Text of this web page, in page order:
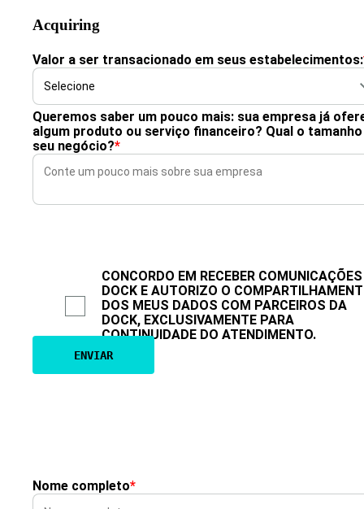
Acquiring
Valor a ser transacionado em seus estabelecimentos:
Queremos saber um pouco mais: sua empresa já
algum produto ou serviço financeiro? Qual o
seu negócio?*
CONCORDO EM RECEBER
DOCK E AUTORIZO O
DOS MEUS DADOS COM PARCEIROS DA
DOCK, EXCLUSIVAMENTE PARA
CONTINUIDADE DO ATENDIMENTO.
Nome completo*